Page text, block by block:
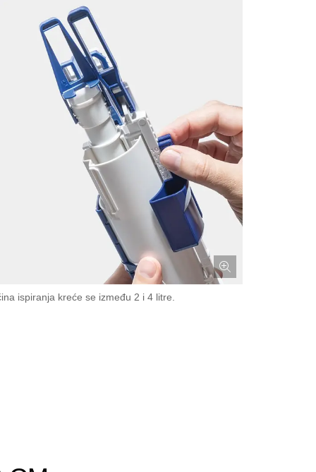
ispiranja kreće se između 2 i 4 litre.